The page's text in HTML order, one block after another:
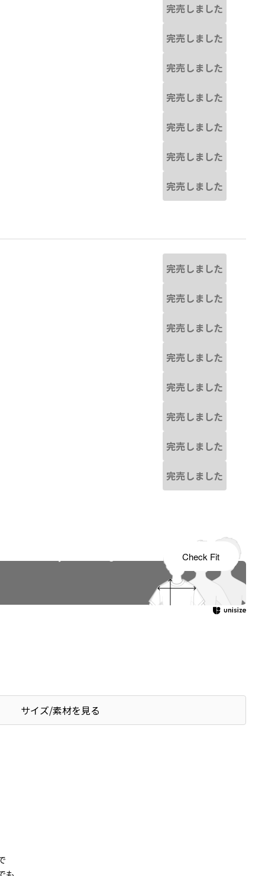
完売しました
完売しました
完売しました
完売しました
完売しました
完売しました
完売しました
完売しました
完売しました
完売しました
完売しました
完売しました
完売しました
完売しました
完売しました
サイズ/素材を見る
Check Fit